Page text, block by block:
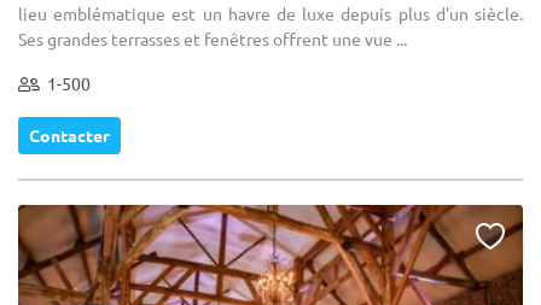
lieu emblématique est un havre de luxe depuis plus d'un siècle.
Ses grandes terrasses et fenêtres offrent une vue ...
1-500
Contacter